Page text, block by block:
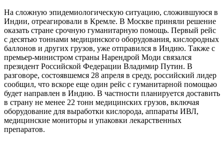
На сложную эпидемиологическую ситуацию, сложившуюся в
Индии, отреагировали в Кремле. В Москве приняли решение
оказать стране срочную гуманитарную помощь. Первый рейс
с десятью тоннами медицинского оборудования, кислородных
баллонов и других грузов, уже отправился в Индию. Также с
премьер-министром страны Нарендрой Моди связался
президент Российской Федерации Владимир Путин. В
разговоре, состоявшемся 28 апреля в среду, российский лидер
сообщил, что вскоре еще один рейс с гуманитарной помощью
будет направлен в Индию. В частности планируется доставить
в страну не менее 22 тонн медицинских грузов, включая
оборудование для выработки кислорода, аппараты ИВЛ,
медицинские мониторы и упаковки лекарственных
препаратов.